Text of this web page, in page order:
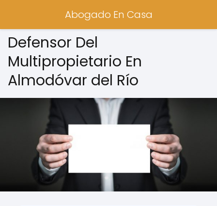
Abogado En Casa
Defensor Del
Multipropietario En
Almodóvar del Río